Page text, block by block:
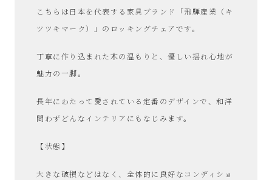
こちらは日本を代表する家具ブランド「飛騨産業（キ
ツツキマーク）」のロッキングチェアです。
丁寧に作り込まれた木の温もりと、優しい揺れ心地が
魅力の一脚。
長年にわたって愛されている定番のデザインで、和洋
問わずどんなインテリアにもなじみます。
【状態】
大きな破損などはなく、全体的に良好なコンディショ